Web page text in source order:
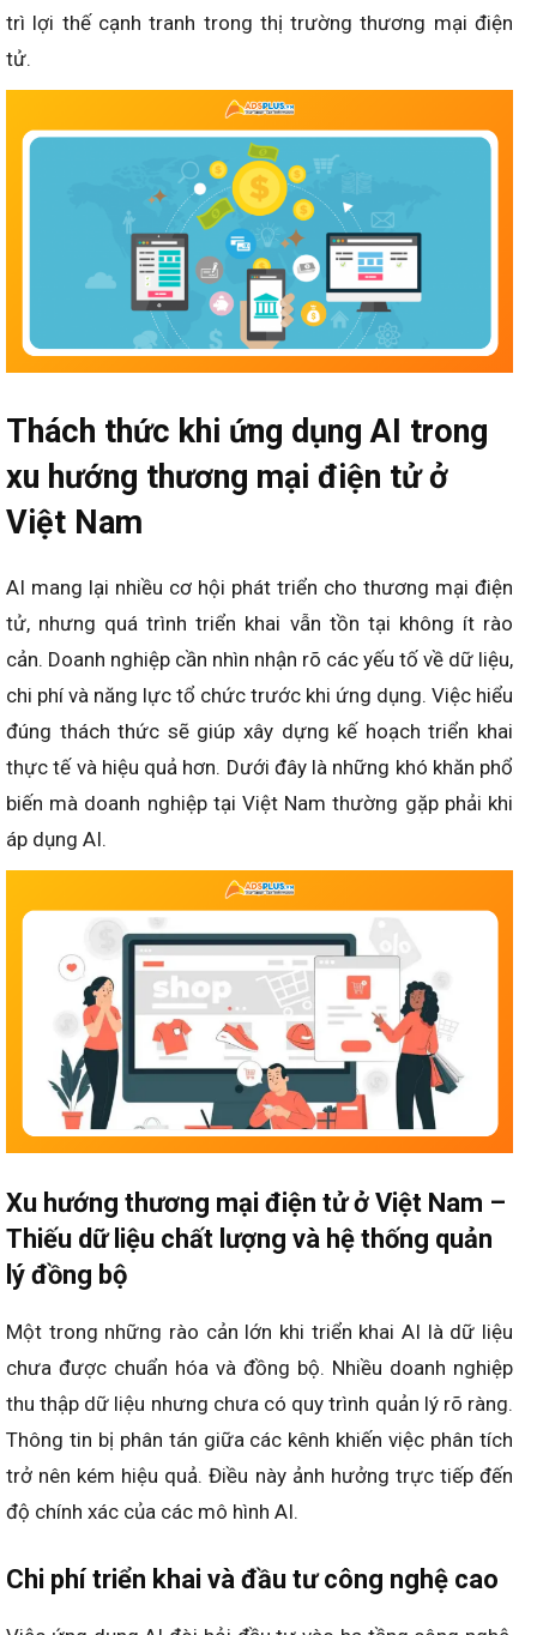
trì lợi thế cạnh tranh trong thị trường thương mại điện
tử.
Thách thức khi ứng dụng AI trong
xu hướng thương mại điện tử ở
Việt Nam
AI mang lại nhiều cơ hội phát triển cho thương mại điện
tử, nhưng quá trình triển khai vẫn tồn tại không ít rào
cản. Doanh nghiệp cần nhìn nhận rõ các yếu tố về dữ liệu,
chi phí và năng lực tổ chức trước khi ứng dụng. Việc hiểu
đúng thách thức sẽ giúp xây dựng kế hoạch triển khai
thực tế và hiệu quả hơn. Dưới đây là những khó khăn phổ
biến mà doanh nghiệp tại Việt Nam thường gặp phải khi
áp dụng AI.
Xu hướng thương mại điện tử ở Việt Nam –
Thiếu dữ liệu chất lượng và hệ thống quản
lý đồng bộ
Một trong những rào cản lớn khi triển khai AI là dữ liệu
chưa được chuẩn hóa và đồng bộ. Nhiều doanh nghiệp
thu thập dữ liệu nhưng chưa có quy trình quản lý rõ ràng.
Thông tin bị phân tán giữa các kênh khiến việc phân tích
trở nên kém hiệu quả. Điều này ảnh hưởng trực tiếp đến
độ chính xác của các mô hình AI.
Chi phí triển khai và đầu tư công nghệ cao